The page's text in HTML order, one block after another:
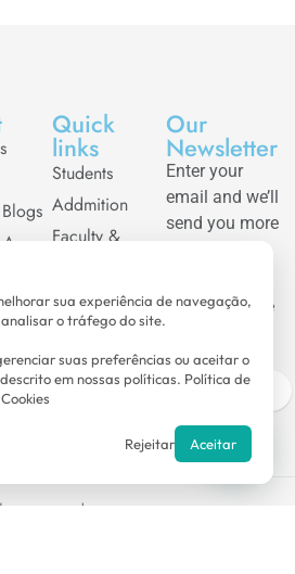
Quick
links
Students
Addmition
Faculty &
Media
Relations
Alumni
Visit
Our
Newsletter
Enter your
email and we’ll
send you more
Formulário de
encontrado.
reserved.
sua experiência de navegação,
o tráfego do site.
suas preferências ou aceitar o
em nossas políticas. Política de
Rejeitar Aceitar